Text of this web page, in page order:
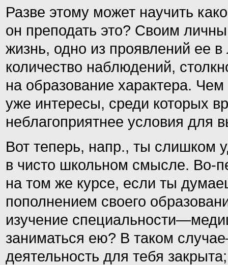
Разве этому может научить
он преподать это? Своим
жизнь, одно из проявлений ее
количество наблюдений,
на образование характера.
уже интересы, среди которых
неблагоприятнее условия для
Вот теперь, напр., ты слишком
в чисто школьном смысле. Во-
на том же курсе, если ты
пополнением своего
изучение
заниматься ею? В таком
деятельность для тебя